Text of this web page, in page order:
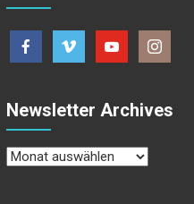
Newsletter Archives
Newsletter